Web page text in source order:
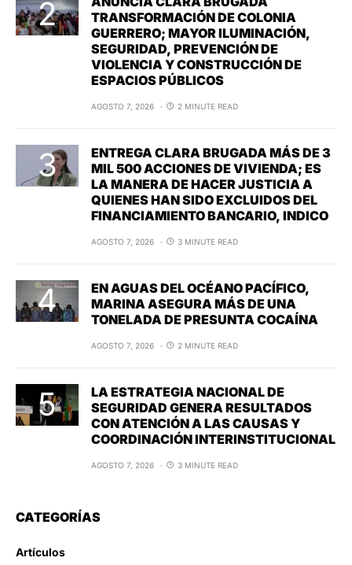
TRANSFORMACIÓN DE COLONIA
GUERRERO; MAYOR ILUMINACIÓN,
SEGURIDAD, PREVENCIÓN DE
VIOLENCIA Y CONSTRUCCIÓN DE
ESPACIOS PÚBLICOS
AGOSTO 7, 2026 2 MINUTE READ
ENTREGA CLARA BRUGADA MÁS DE 3
MIL 500 ACCIONES DE VIVIENDA; ES
LA MANERA DE HACER JUSTICIA A
QUIENES HAN SIDO EXCLUIDOS DEL
FINANCIAMIENTO BANCARIO, INDICO
AGOSTO 7, 2026 3 MINUTE READ
EN AGUAS DEL OCÉANO PACÍFICO,
MARINA ASEGURA MÁS DE UNA
TONELADA DE PRESUNTA COCAÍNA
AGOSTO 7, 2026 2 MINUTE READ
LA ESTRATEGIA NACIONAL DE
SEGURIDAD GENERA RESULTADOS
CON ATENCIÓN A LAS CAUSAS Y
COORDINACIÓN INTERINSTITUCIONAL
AGOSTO 7, 2026 3 MINUTE READ
CATEGORÍAS
Artículos